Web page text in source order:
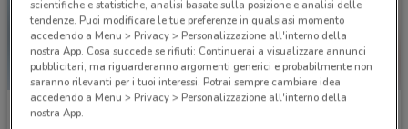
Euronics
scientifiche e statistiche, analisi basate sulla posizione e analisi delle
tendenze. Puoi modificare le tue preferenze in qualsiasi momento
accedendo a Menu > Privacy > Personalizzazione all'interno della
nostra App. Cosa succede se rifiuti: Continuerai a visualizzare annunci
pubblicitari, ma riguarderanno argomenti generici e probabilmente non
saranno rilevanti per i tuoi interessi. Potrai sempre cambiare idea
accedendo a Menu > Privacy > Personalizzazione all'interno della
nostra App.